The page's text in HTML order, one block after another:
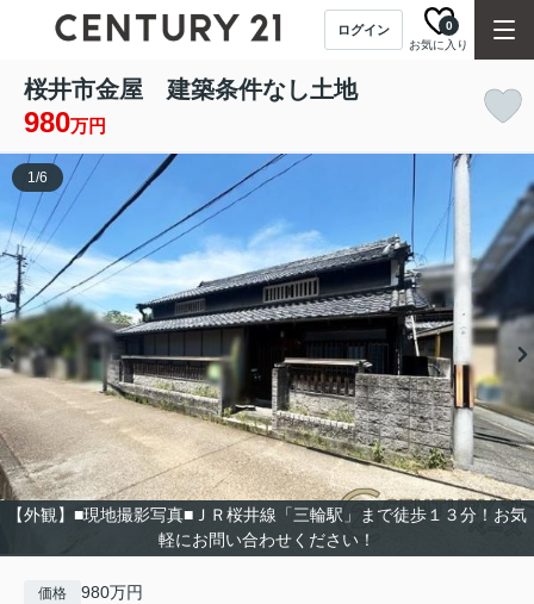
ログイン
お気に入り
0
桜井市金屋 建築条件なし土地
980万円
【外観】■現地撮影写真■ＪＲ桜井線「三輪駅」まで徒歩１３分！お気
軽にお問い合わせください！
1/6
価格 980万円